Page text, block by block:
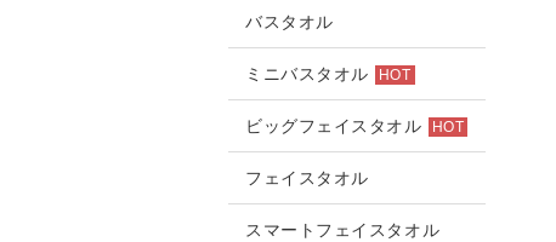
バスタオル
ミニバスタオル HOT
ビッグフェイスタオル HOT
フェイスタオル
スマートフェイスタオル